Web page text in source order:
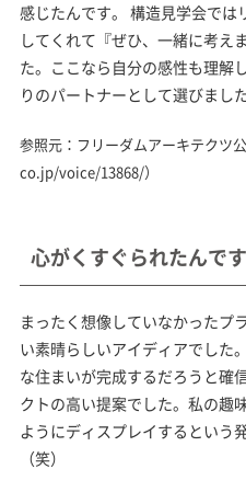
感じたんです。 構造見学会で
してくれて『ぜひ、一緒に考え
た。ここなら自分の感性も理解
りのパートナーとして選びました
参照元：フリーダムアーキテクツ
co.jp/voice/13868/）
心がくすぐられたんです
まったく想像していなかったプ
い素晴らしいアイディアでした
な住まいが完成するだろうと確
クトの高い提案でした。私の趣
ようにディスプレイするという
（笑）